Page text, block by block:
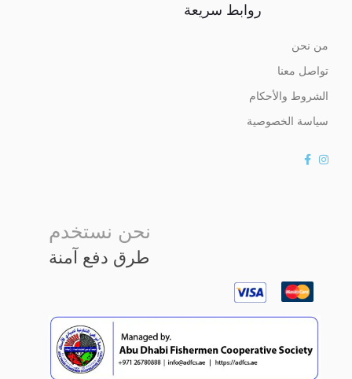
روابط سريعة
من نحن
تواصل معنا
الشروط والأحكام
سياسة الخصوصية
نحن نستخدم
طرق دفع آمنة